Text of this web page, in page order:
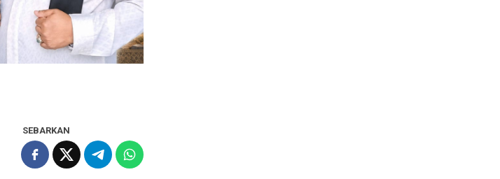
SEBARKAN